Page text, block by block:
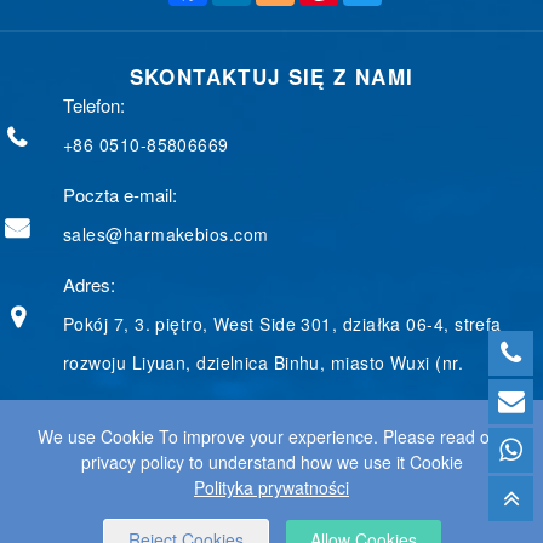
We use Cookie To improve your experience. Please read our
privacy policy to understand how we use it Cookie
Polityka prywatności
e
o
k
d
g
e
t
r
t
e
SKONTAKTUJ SIĘ Z NAMI
Telefon:
+86 0510-85806669
Poczta e-mail:
sales@harmakebios.com
Adres:
Pokój 7, 3. piętro, West Side 301, działka 06-4, strefa
rozwoju Liyuan, dzielnica Binhu, miasto Wuxi (nr.
© 2025 WUXI HARMAKE TECHNOLOGY CO., LTD. WSZYSTKIE
PRAWA ZASTRZEŻONE.
WEB DESIGN
MAPA STRONY RSS WIADOMOŚCI XML POLITYKA
PRYWATNOŚCI